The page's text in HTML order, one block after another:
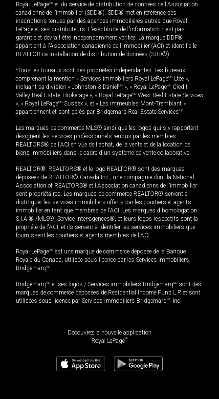
Royal LePageMD et du service de distribution de données de l'Association
canadienne de l’immobilier (SDD®). SDD® met en référence des
inscriptions tenues par des agences immobilières autres que Royal
LePage et ses distributeurs. L'exactitude de l'information n'est pas
garantie et devrait être indépendamment vérifiée. La marque DDF®
appartient à l'Association canadienne de l’immobilier (ACI) et identifie le
REALTOR.ca Installation de distribution de données (SDD®).
*Tous les bureaux sont des propriétés indépendantes. Les bureaux
comprenant la mention « Services immobiliers Royal LePageMD Ltée »,
incluant sa division « Johnston & Daniel MD », « Royal LePageMD Credit
Valley Real Estate, Brokerage », « Royal LePageMD West Real Estate Services
», « Royal LePageMD Sussex », et « Les immeubles Mont-Tremblant »
appartiennent et sont gérés par Bridgemarq Real Estate ServicesMD
Les marques de commerce MLS® ainsi que les logos qui s'y rapportent
désignent les services professionnels rendus par les membres
REALTORS® de l'ACI en vue de l'achat, de la vente et de la location de
biens immobiliers dans le cadre d'un système de vente collaborative.
REALTOR®, REALTORS® et le logo REALTOR® sont des marques
déposées de REALTOR® Canada Inc., une compagnie dont la National
Association of REALTORS® et l'Association canadienne de l’immobilier
sont propriétaires. Les marques de commerce REALTOR® servent à
distinguer les services immobiliers offerts par les courtiers et agents
immobilier en tant que membres de l'ACI. Les marques d'homologation
S.I.A.® /MLS®, Service inter-agences®, et leurs logos respectifs sont la
propriété de l'ACI, et ils servent à identifier les services immobiliers que
fournissent les courtiers et agents membres de l'ACI.
Royal LePageMD est une marque de commerce déposée de la Banque
Royale du Canada, utilisée sous licence par les Services immobiliers
BridgemarqMD
BridgemarqMD et ses logos / Services immobiliers BridgemarqMD sont des
marques de commerce déposées de Residential Income Fund L.P. et sont
utilisées sous licence par Services immobiliers BridgemarqMD Inc.
Découvrez la nouvelle application
Royal LePageMD